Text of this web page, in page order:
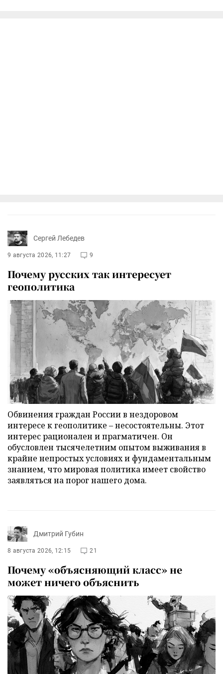
Сергей Лебедев
9 августа 2026, 11:27 9
Почему русских так интересует
геополитика
Обвинения граждан России в нездоровом
интересе к геополитике – несостоятельны. Этот
интерес рационален и прагматичен. Он
обусловлен тысячелетним опытом выживания в
крайне непростых условиях и фундаментальным
знанием, что мировая политика имеет свойство
заявляться на порог нашего дома.
Дмитрий Губин
8 августа 2026, 12:15 21
Почему «объясняющий класс» не
может ничего объяснить